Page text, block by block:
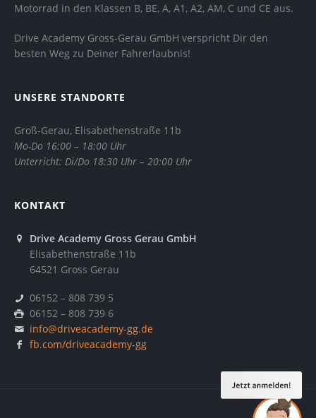
Motorrad in den Klassen B, BE, A, A1, A2, AM, C und CE aus.
Drive Academy Gross-Gerau GmbH verspricht Dir den
besten Weg zu Deiner Fahrerlaubnis!
UNSERE STANDORTE
Groß-Gerau, Elisabethenstraße 11b
Mo-Do 16:00 – 18:00 Uhr
Unterricht: Di/Do 18:30 Uhr – 20:00 Uhr
KONTAKT
Drive Academy Gross Gerau GmbH
Elisabethenstraße 11b
64521 Gross Gerau
06152 – 808 739 5
06152 – 808 739 6
info@driveacademy-gg.de
fb.com/driveacademy-gg